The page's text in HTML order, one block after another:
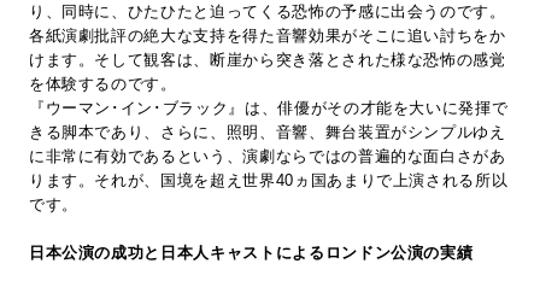
り、同時に、ひたひたと迫ってくる恐怖の予感に出会うのです。
各紙演劇批評の絶大な支持を得た音響効果がそこに追い討ちをか
けます。そして観客は、断崖から突き落とされた様な恐怖の感覚
を体験するのです。
『ウーマン･イン･ブラック』は、俳優がその才能を大いに発揮で
きる脚本であり、さらに、照明、音響、舞台装置がシンプルゆえ
に非常に有効であるという、演劇ならではの普遍的な面白さがあ
ります。それが、国境を超え世界40ヵ国あまりで上演される所以
です。
日本公演の成功と日本人キャストによるロンドン公演の実績